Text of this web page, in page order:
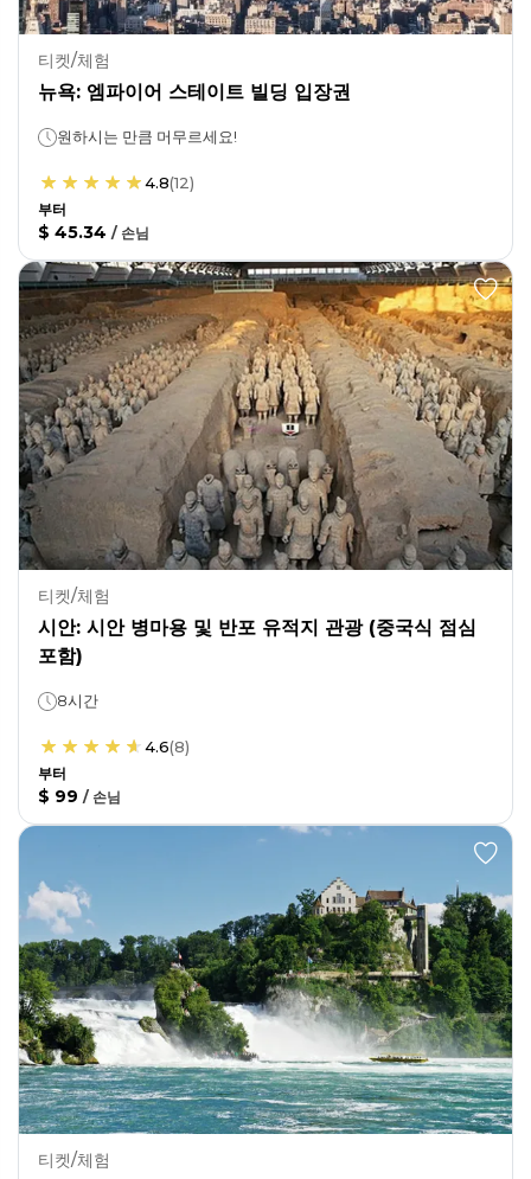
티켓/체험
뉴욕: 엠파이어 스테이트 빌딩 입장권
원하시는 만큼 머무르세요!
4.8(12)
부터
$ 45.34 / 손님
티켓/체험
시안: 시안 병마용 및 반포 유적지 관광 (중국식 점심
포함)
8시간
4.6(8)
부터
$ 99 / 손님
티켓/체험